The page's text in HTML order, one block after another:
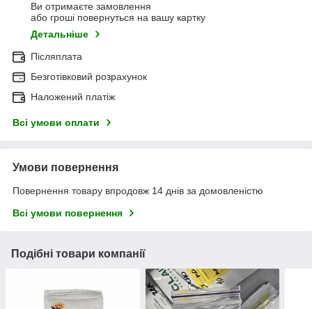
Ви отримаєте замовлення
або гроші повернуться на вашу картку
Детальніше
Післяплата
Безготівковий розрахунок
Наложений платіж
Всі умови оплати
Умови повернення
Повернення товару впродовж 14 днів за домовленістю
Всі умови повернення
Подібні товари компанії